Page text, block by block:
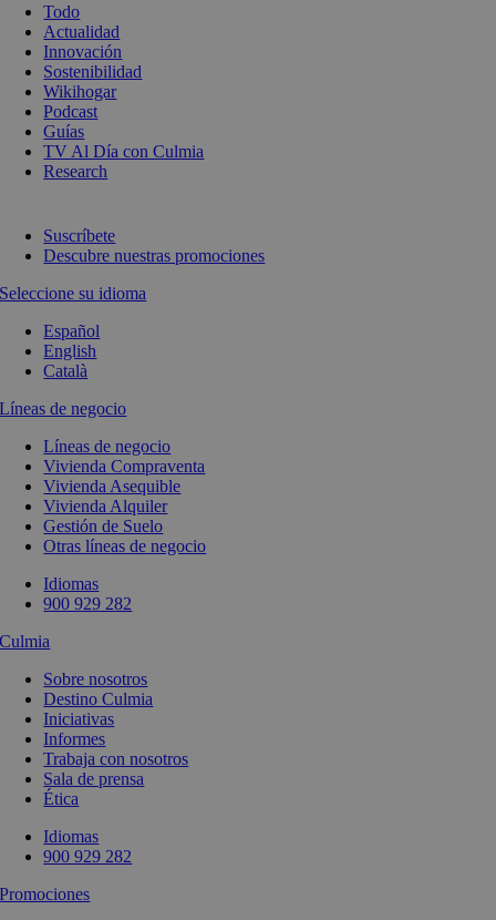
Todo
Actualidad
Innovación
Sostenibilidad
Wikihogar
Podcast
Guías
TV Al Día con Culmia
Research
Suscríbete
Descubre nuestras promociones
Seleccione su idioma
Español
English
Català
Líneas de negocio
Líneas de negocio
Vivienda Compraventa
Vivienda Asequible
Vivienda Alquiler
Gestión de Suelo
Otras líneas de negocio
Idiomas
900 929 282
Culmia
Sobre nosotros
Destino Culmia
Iniciativas
Informes
Trabaja con nosotros
Sala de prensa
Ética
Idiomas
900 929 282
Promociones